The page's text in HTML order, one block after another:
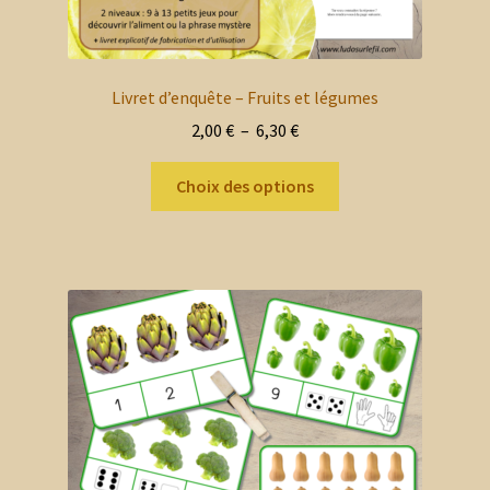
Livret d’enquête – Fruits et légumes
2,00 € – 6,30 €Plage
de
prix :
2,00 €
Choix des options
Les
options
peuvent
être
choisies
sur
la